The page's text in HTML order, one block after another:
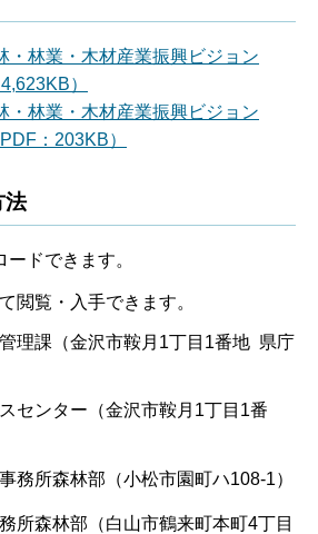
・林業・木材産業振興ビジョン
）
・林業・木材産業振興ビジョン
：203KB）
法
ドできます。
閲覧・入手できます。
理課（金沢市鞍月1丁目1番地 県庁
センター（金沢市鞍月1丁目1番
務所森林部（小松市園町ハ108-1）
所森林部（白山市鶴来町本町4丁目